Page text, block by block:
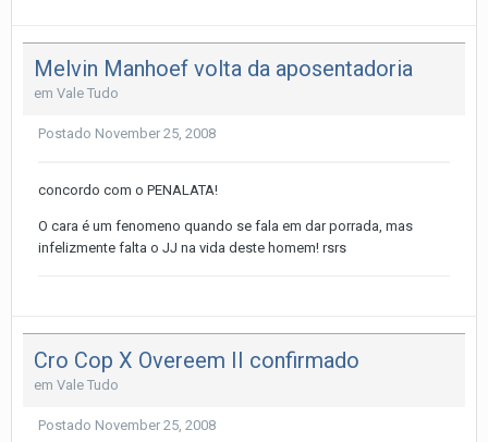
Melvin Manhoef volta da aposentadoria
em Vale Tudo
Postado November 25, 2008
concordo com o PENALATA!
O cara é um fenomeno quando se fala em dar porrada, mas
infelizmente falta o JJ na vida deste homem! rsrs
Cro Cop X Overeem II confirmado
em Vale Tudo
Postado November 25, 2008